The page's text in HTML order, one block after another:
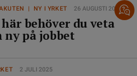
| NY I YRKET 26 AUGUSTI 2025
behöver du veta
ny på jobbet
2 JULI 2025